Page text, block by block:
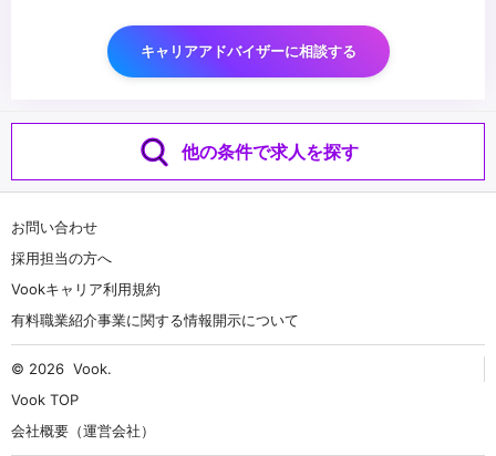
キャリアアドバイザーに相談する
他の条件で求人を探す
お問い合わせ
採用担当の方へ
Vookキャリア利用規約
有料職業紹介事業に関する情報開示について
© 2026 Vook.
Vook TOP
会社概要（運営会社）